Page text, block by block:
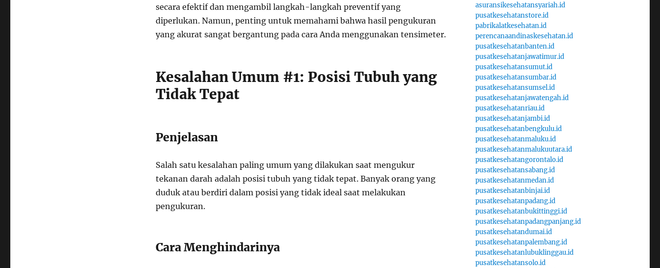
secara efektif dan mengambil langkah-langkah preventif yang
diperlukan. Namun, penting untuk memahami bahwa hasil pengukuran
yang akurat sangat bergantung pada cara Anda menggunakan tensimeter.
Kesalahan Umum #1: Posisi Tubuh yang
Tidak Tepat
Penjelasan
Salah satu kesalahan paling umum yang dilakukan saat mengukur
tekanan darah adalah posisi tubuh yang tidak tepat. Banyak orang yang
duduk atau berdiri dalam posisi yang tidak ideal saat melakukan
pengukuran.
Cara Menghindarinya
asuransikesehatansyariah.id
pusatkesehatanstore.id
pabrikalatkesehatan.id
perencanaandinaskesehatan.id
pusatkesehatanbanten.id
pusatkesehatanjawatimur.id
pusatkesehatansumut.id
pusatkesehatansumbar.id
pusatkesehatansumsel.id
pusatkesehatanjawatengah.id
pusatkesehatanriau.id
pusatkesehatanjambi.id
pusatkesehatanbengkulu.id
pusatkesehatanmaluku.id
pusatkesehatanmalukuutara.id
pusatkesehatangorontalo.id
pusatkesehatansabang.id
pusatkesehatanmedan.id
pusatkesehatanbinjai.id
pusatkesehatanpadang.id
pusatkesehatanbukittinggi.id
pusatkesehatanpadangpanjang.id
pusatkesehatandumai.id
pusatkesehatanpalembang.id
pusatkesehatanlubuklinggau.id
pusatkesehatansolo.id